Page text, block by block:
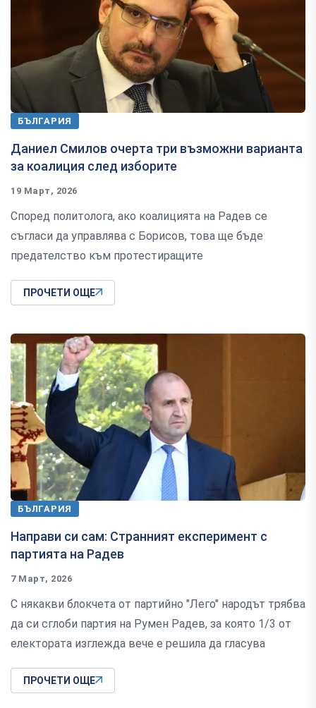
БЪЛГАРИЯ
Даниел Смилов очерта три възможни варианта
за коалиция след изборите
19 Март, 2026
Според политолога, ако коалицията на Радев се
съгласи да управлява с Борисов, това ще бъде
предателство към протестиращите
ПРОЧЕТИ ОЩЕ
БЪЛГАРИЯ
Направи си сам: Странният експеримент с
партията на Радев
7 Март, 2026
С някакви блокчета от партийно "Лего" народът трябва
да си сглоби партия на Румен Радев, за която 1/3 от
електората изглежда вече е решила да гласува
ПРОЧЕТИ ОЩЕ